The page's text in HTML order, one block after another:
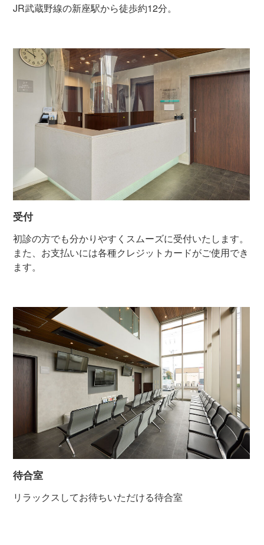
JR武蔵野線の新座駅から徒歩約12分。
受付
初診の方でも分かりやすくスムーズに受付いたします。
また、お支払いには各種クレジットカードがご使用でき
ます。
待合室
リラックスしてお待ちいただける待合室